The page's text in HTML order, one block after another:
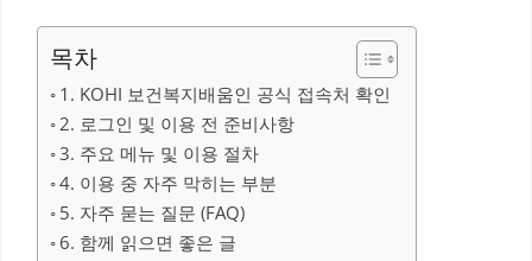
목차
1. KOHI 보건복지배움인 공식 접속처 확인
2. 로그인 및 이용 전 준비사항
3. 주요 메뉴 및 이용 절차
4. 이용 중 자주 막히는 부분
5. 자주 묻는 질문 (FAQ)
6. 함께 읽으면 좋은 글